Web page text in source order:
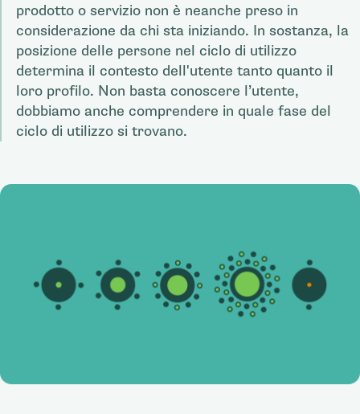
prodotto o servizio non è neanche preso in
considerazione da chi sta iniziando. In sostanza, la
posizione delle persone nel ciclo di utilizzo
determina il contesto dell'utente tanto quanto il
loro profilo. Non basta conoscere l’utente,
dobbiamo anche comprendere in quale fase del
ciclo di utilizzo si trovano.